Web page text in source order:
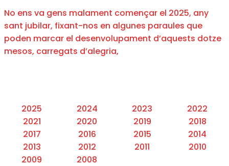
No ens va gens malament començar el 2025, any
sant jubilar, fixant-nos en algunes paraules que
poden marcar el desenvolupament d’aquests dotze
mesos, carregats d’alegria,
2025
2021
2017
2013
2009
2024
2020
2016
2012
2008
2023
2019
2015
2011
2022
2018
2014
2010